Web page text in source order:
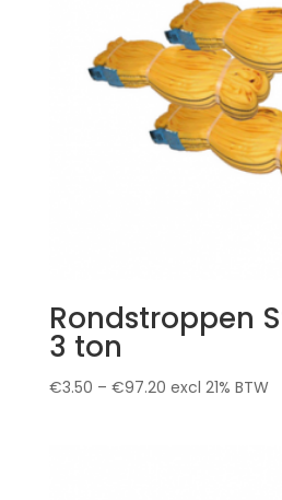
Rondstroppen
3 ton
€3.50 – €97.20 excl 21% BTW